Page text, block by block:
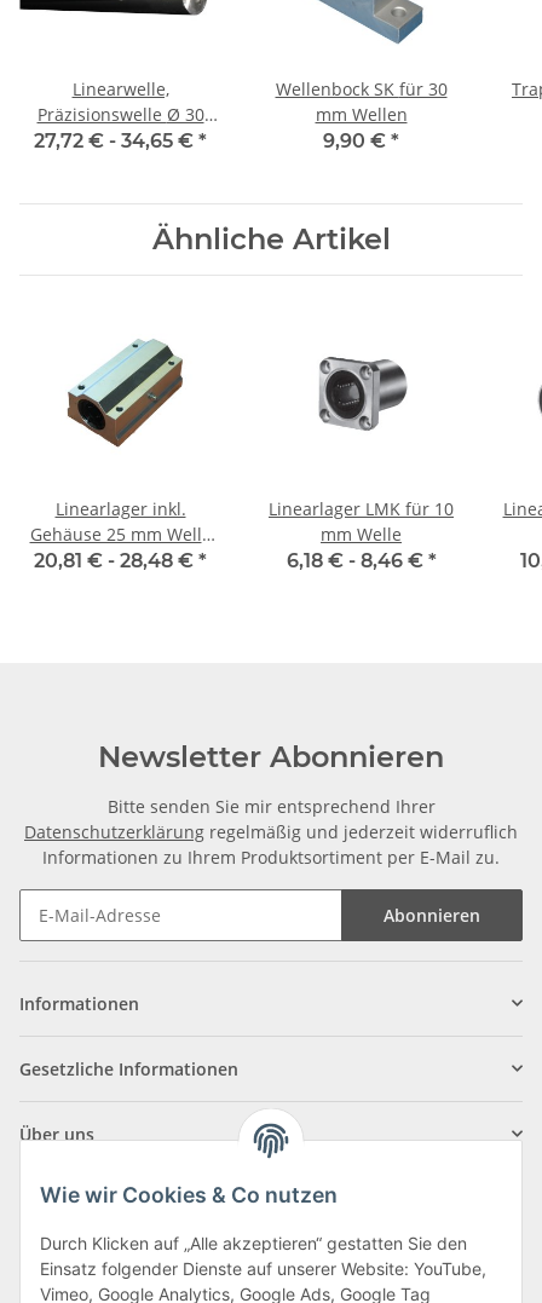
Linearwelle,
Präzisionswelle Ø 30
mm, je m ± 5 mm,
27,72 € - 34,65 € *
Wellenbock SK für 30
mm Wellen
9,90 € *
Ähnliche Artikel
Linearlager inkl.
Gehäuse 25 mm Welle
SMA-L
20,81 € - 28,48 € *
Linearlager LMK für 10
mm Welle
6,18 € - 8,46 € *
Newsletter Abonnieren
Bitte senden Sie mir entsprechend Ihrer
Datenschutzerklärung regelmäßig und jederzeit widerruflich
Informationen zu Ihrem Produktsortiment per E-Mail zu.
Abonnieren
Informationen
Gesetzliche Informationen
Über uns
Klagenfurter Straße 29
Wie wir Cookies & Co nutzen
Durch Klicken auf „Alle akzeptieren“ gestatten Sie den
Einsatz folgender Dienste auf unserer Website: YouTube,
Vimeo, Google Analytics, Google Ads, Google Tag